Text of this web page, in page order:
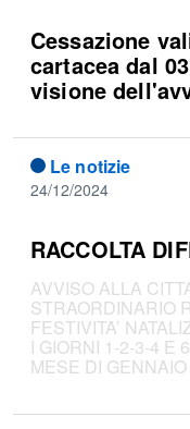
Cessazione
cartacea dal
visione
Le notizie
24/12/2024
RACCOLTA
AVVISO ALLA
STRAORDINARIO
FESTIVITA’
I GIORNI 1-2-3-4 E
MESE DI